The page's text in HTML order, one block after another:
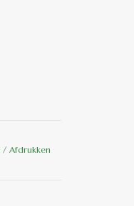
/ Afdrukken